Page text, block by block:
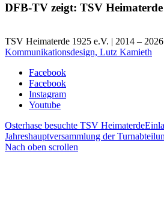
DFB-TV zeigt: TSV
TSV Heimaterde 1925 e.V. | 2014 –
Kommunikationsdesign, Lutz Kamieth
Facebook
Facebook
Instagram
Youtube
Osterhase besuchte TSV Heimaterde
Jahreshauptversammlung der
Nach oben scrollen